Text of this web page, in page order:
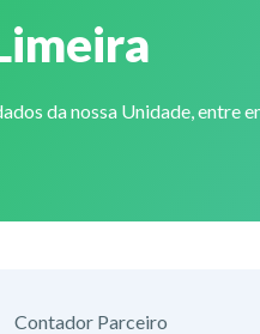
da nossa Unidade, entre
Contador Parceiro